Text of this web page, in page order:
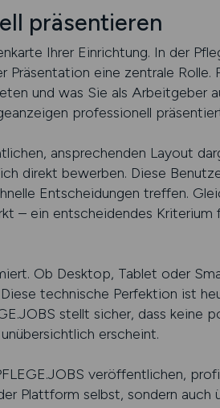
präsentieren
Ihrer Einrichtung. In der
eine zentrale
und was Sie als Arbeitgeber
professionell
ansprechenden Layout
direkt bewerben. Diese
Entscheidungen treffen.
– ein entscheidendes
Ob Desktop, Tablet oder
technische Perfektion ist
stellt sicher, dass keine
erscheint.
veröffentlichen,
Plattform selbst, sondern auch